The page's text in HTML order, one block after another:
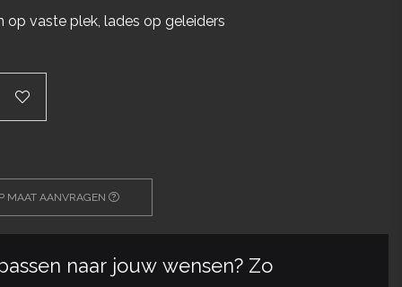
op vaste plek, lades op geleiders
MAAT AANVRAGEN
naar jouw wensen? Zo